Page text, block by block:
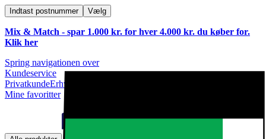
Indtast postnummer Vælg
Mix & Match - spar 1.000 kr. for hver 4.000 kr. du køber for.
Klik her
Spring navigationen over
Kundeservice
PrivatkundeErhvervskunde
Mine favoritter